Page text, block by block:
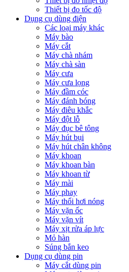
Thiết bị đo tốc độ
Dụng cụ dùng điện
Các loại máy khác
Máy bào
Máy cắt
Máy chà nhám
Máy chà sàn
Máy cưa
Máy cưa lọng
Máy đầm cóc
Máy đánh bóng
Máy điêu khắc
Máy đột lỗ
Máy đục bê tông
Máy hút bụi
Máy hút chân không
Máy khoan
Máy khoan bàn
Máy khoan từ
Máy mài
Máy phay
Máy thổi hơi nóng
Máy vặn ốc
Máy vặn vít
Máy xịt rửa áp lực
Mỏ hàn
Súng bắn keo
Dụng cụ dùng pin
Máy cắt dùng pin